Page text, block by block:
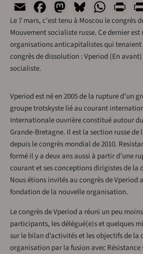
EmailFacebook
Mastodon
Bluesky
Le 7 mars, c'est tenu à Moscou le congrès
Mouvement socialiste russe. Ce dernier est
organisations anticapitalistes qui tenaient
congrès de dissolution : Vperiod (En
socialiste.
Vperiod est né en 2005 de la rupture d’un
groupe trotskyste lié au courant
Internationale ouvrière constitué autour
Grande-Bretagne. Il est la section russe de
depuis le congrès mondial de 2010.
formé il y a deux ans aussi à partir d’une
courant et ses conceptions dirigistes de la
Nous étions invités au congrès de Vperiod
fondation de la nouvelle organisation.
Le congrès de Vperiod a réuni un peu
participants, les délégué(e)s et quelques
sur le bilan d’activités et les objectifs de la
organisation par la fusion avec Résistance